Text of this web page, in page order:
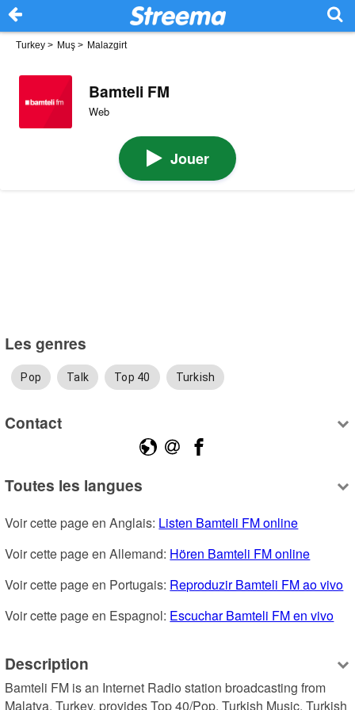
Turkey > Muş > Malazgirt
Bamteli FM
Web
Jouer
Les genres
Pop Talk Top 40 Turkish
Contact
Toutes les langues
Voir cette page en Anglais: Listen Bamteli FM online
Voir cette page en Allemand: Hören Bamteli FM online
Voir cette page en Portugais: Reproduzir Bamteli FM ao vivo
Voir cette page en Espagnol: Escuchar Bamteli FM en vivo
Description
Bamteli FM is an Internet Radio station broadcasting from
Malatya, Turkey, provides Top 40/Pop, Turkish Music, Turkish